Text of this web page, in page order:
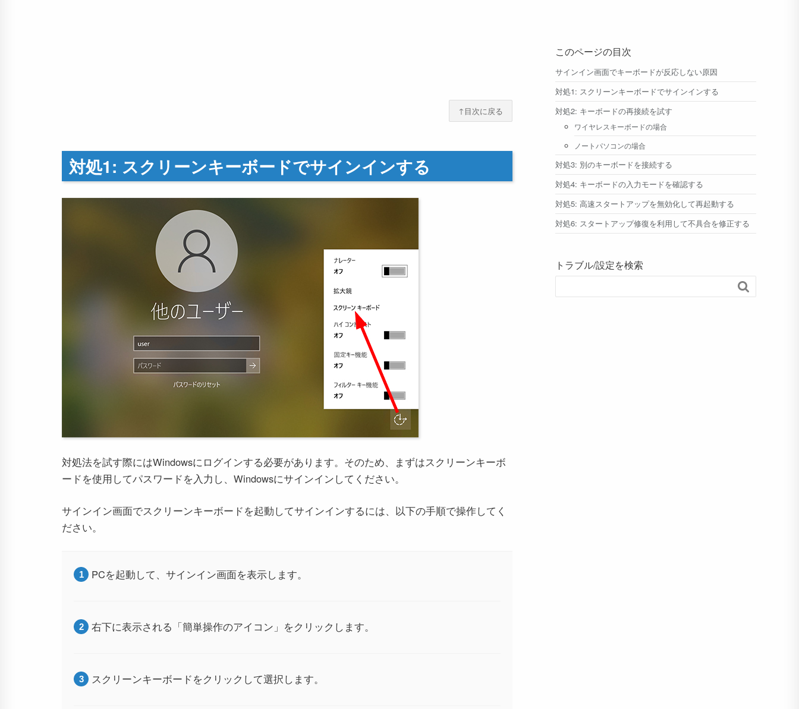
↑目次に戻る
対処1: スクリーンキーボードでサインインする
対処法を試す際にはWindowsにログインする必要があります。そのため、まずはスクリーンキーボ
ードを使用してパスワードを入力し、Windowsにサインインしてください。
サインイン画面でスクリーンキーボードを起動してサインインするには、以下の手順で操作してく
ださい。
PCを起動して、サインイン画面を表示します。
右下に表示される「簡単操作のアイコン」をクリックします。
スクリーンキーボードをクリックして選択します。
このページの目次
サインイン画面でキーボードが反応しない原因
対処1: スクリーンキーボードでサインインする
対処2: キーボードの再接続を試す
ワイヤレスキーボードの場合
ノートパソコンの場合
対処3: 別のキーボードを接続する
対処4: キーボードの入力モードを確認する
対処5: 高速スタートアップを無効化して再起動する
対処6: スタートアップ修復を利用して不具合を修正する
トラブル/設定を検索
